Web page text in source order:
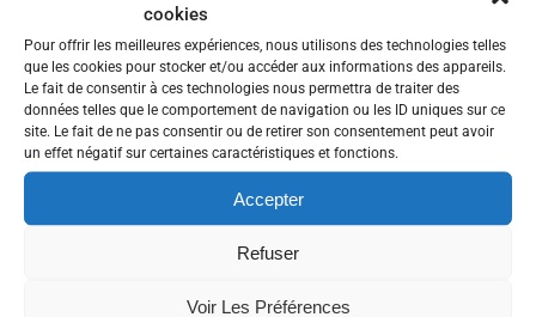
cookies
Pour offrir les meilleures expériences, nous utilisons des technologies telles
que les cookies pour stocker et/ou accéder aux informations des appareils.
Le fait de consentir à ces technologies nous permettra de traiter des
données telles que le comportement de navigation ou les ID uniques sur ce
site. Le fait de ne pas consentir ou de retirer son consentement peut avoir
un effet négatif sur certaines caractéristiques et fonctions.
Accepter
Refuser
Voir Les Préférences
Mention légales-Politique de confidentialité